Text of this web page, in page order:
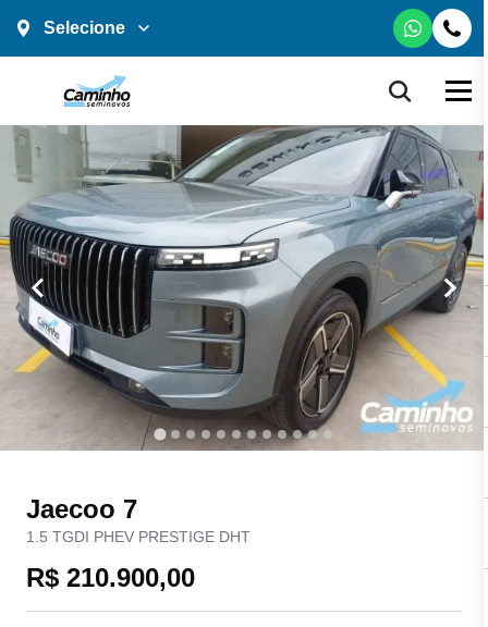
Selecione
Jaecoo 7
1.5 TGDI PHEV PRESTIGE DHT
R$ 210.900,00